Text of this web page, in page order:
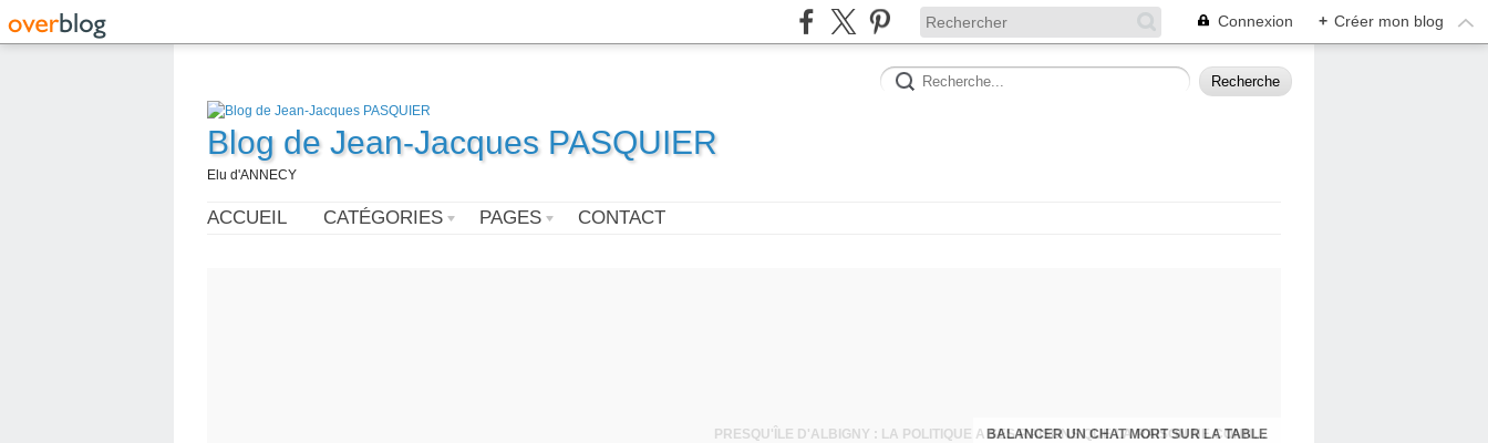
Connexion + Créer mon blog
Blog de Jean-Jacques PASQUIER
Elu d'ANNECY
ACCUEIL CATÉGORIES PAGES CONTACT
BALANCER UN CHAT MORT SUR LA TABLE
PRESQU'ÎLE D'ALBIGNY : LA POLITIQUE A SES RAISONS QUE LA RAISON NE CONNAIT POINT